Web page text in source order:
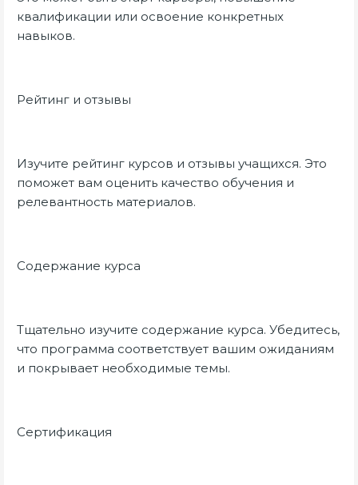
квалификации или освоение конкретных
навыков.
Рейтинг и отзывы
Изучите рейтинг курсов и отзывы учащихся. Это
поможет вам оценить качество обучения и
релевантность материалов.
Содержание курса
Тщательно изучите содержание курса. Убедитесь,
что программа соответствует вашим ожиданиям
и покрывает необходимые темы.
Сертификация